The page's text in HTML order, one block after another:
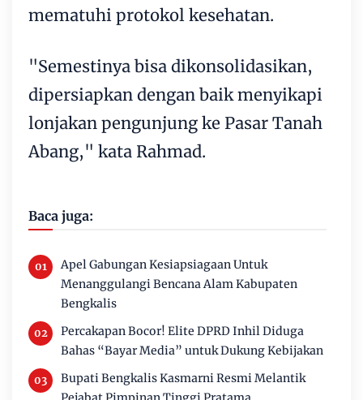
mematuhi protokol kesehatan.
"Semestinya bisa dikonsolidasikan,
dipersiapkan dengan baik menyikapi
lonjakan pengunjung ke Pasar Tanah
Abang," kata Rahmad.
Baca juga:
Apel Gabungan Kesiapsiagaan Untuk
Menanggulangi Bencana Alam Kabupaten
Bengkalis
Percakapan Bocor! Elite DPRD Inhil Diduga
Bahas “Bayar Media” untuk Dukung Kebijakan
Bupati Bengkalis Kasmarni Resmi Melantik